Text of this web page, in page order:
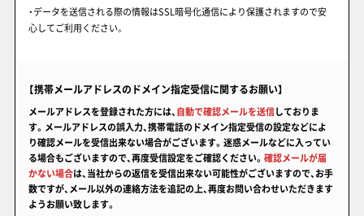
・データを送信される際の情報はSSL暗号化通信により保護されますので安
心してご利用ください。
【携帯メールアドレスのドメイン指定受信に関するお願い】
メールアドレスを登録された方には、自動で確認メールを送信しておりま
す。メールアドレスの誤入力、携帯電話のドメイン指定受信の設定などによ
り確認メールを受信出来ない場合がございます。迷惑メールなどに入ってい
る場合もございますので、再度受信設定をご確認ください。確認メールが届
かない場合は、当社からの返信を受信出来ない可能性がございますので、お手
数ですが、メール以外の連絡方法を追記の上、再度お問い合わせいただきます
ようお願い致します。